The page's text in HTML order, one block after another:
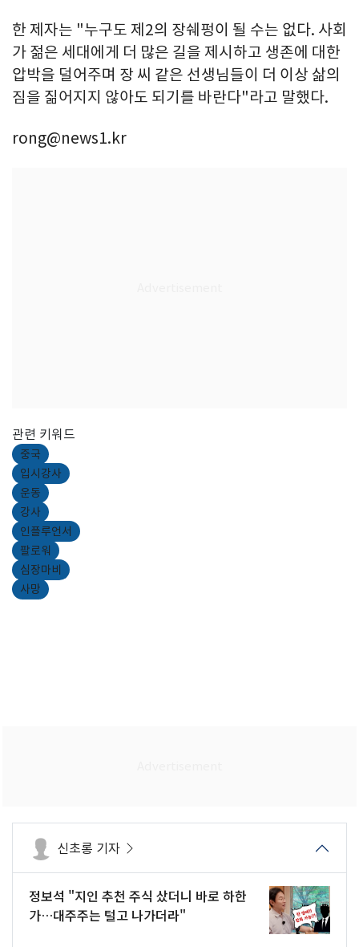
한 제자는 "누구도 제2의 장쉐펑이 될 수는 없다. 사회
가 젊은 세대에게 더 많은 길을 제시하고 생존에 대한
압박을 덜어주며 장 씨 같은 선생님들이 더 이상 삶의
짐을 짊어지지 않아도 되기를 바란다"라고 말했다.
rong@news1.kr
관련 키워드
중국
입시강사
운동
강사
인플루언서
팔로워
심장마비
사망
신초롱 기자
정보석 "지인 추천 주식 샀더니 바로 하한
가…대주주는 털고 나가더라"